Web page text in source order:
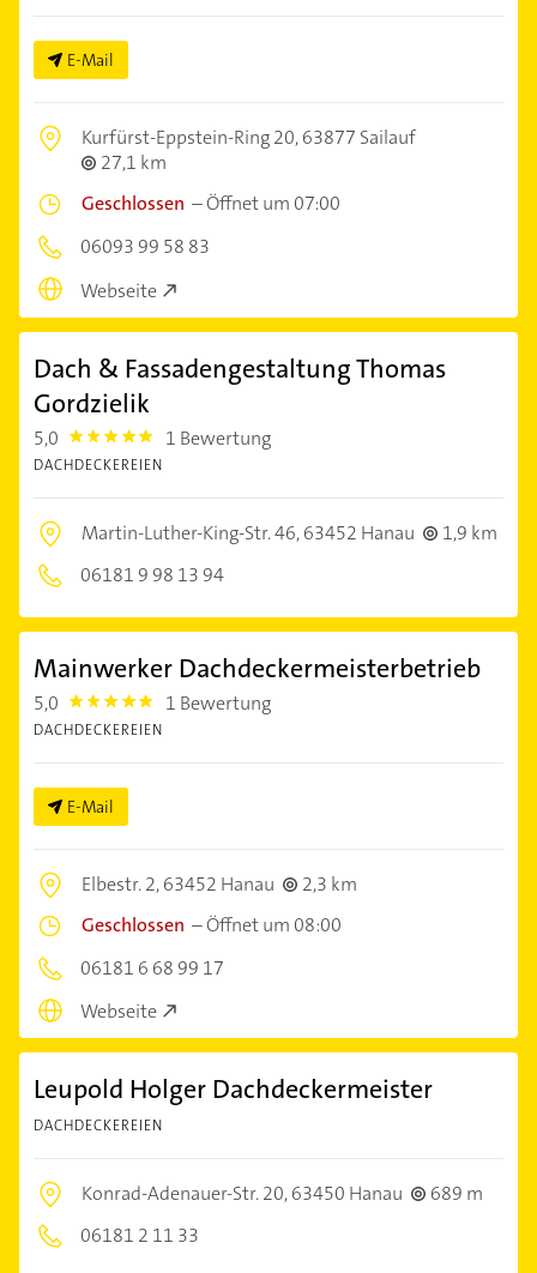
E-Mail
Kurfürst-Eppstein-Ring 20,63877 Sailauf
27,1 km
Geschlossen –Öffnet um 07:00
06093 99 58 83
Webseite
Dach & Fassadengestaltung Thomas
Gordzielik
5,0 5.0 1 Bewertung
DACHDECKEREIEN
Martin-Luther-King-Str. 46,63452 Hanau
1,9 km
06181 9 98 13 94
Mainwerker Dachdeckermeisterbetrieb
5,0 5.0 1 Bewertung
DACHDECKEREIEN
E-Mail
Elbestr. 2,63452 Hanau
2,3 km
Geschlossen –Öffnet um 08:00
06181 6 68 99 17
Webseite
Leupold Holger Dachdeckermeister
DACHDECKEREIEN
Konrad-Adenauer-Str. 20,63450 Hanau
689 m
06181 2 11 33